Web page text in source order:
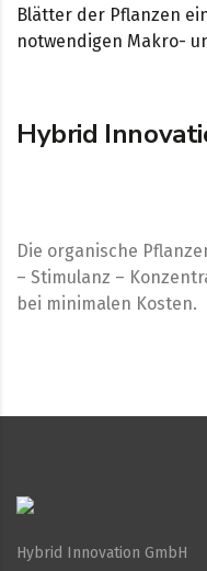
Blätter der Pflanzen
notwendigen Makro-
Hybrid
Die organische
– Stimulanz –
bei minimalen Kosten.
Hybrid Innovation GmbH